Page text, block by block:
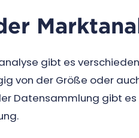
gibt es
von der Größe oder
Datensammlung gibt